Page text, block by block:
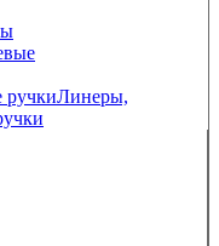
Линеры,